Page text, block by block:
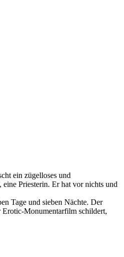
ein zügelloses und
Priesterin. Er hat vor nichts und
Tage und sieben Nächte. Der
Erotic-Monumentarfilm schildert,